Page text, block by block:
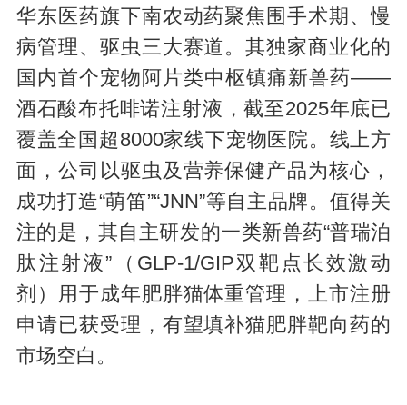
华东医药旗下南农动药聚焦围手术期、慢
病管理、驱虫三大赛道。其独家商业化的
国内首个宠物阿片类中枢镇痛新兽药——
酒石酸布托啡诺注射液，截至2025年底已
覆盖全国超8000家线下宠物医院。线上方
面，公司以驱虫及营养保健产品为核心，
成功打造“萌笛”“JNN”等自主品牌。值得关
注的是，其自主研发的一类新兽药“普瑞泊
肽注射液”（GLP-1/GIP双靶点长效激动
剂）用于成年肥胖猫体重管理，上市注册
申请已获受理，有望填补猫肥胖靶向药的
市场空白。